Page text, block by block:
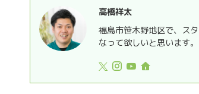
高橋祥太
福島市笹木野地区で、ス
なって欲しいと思います